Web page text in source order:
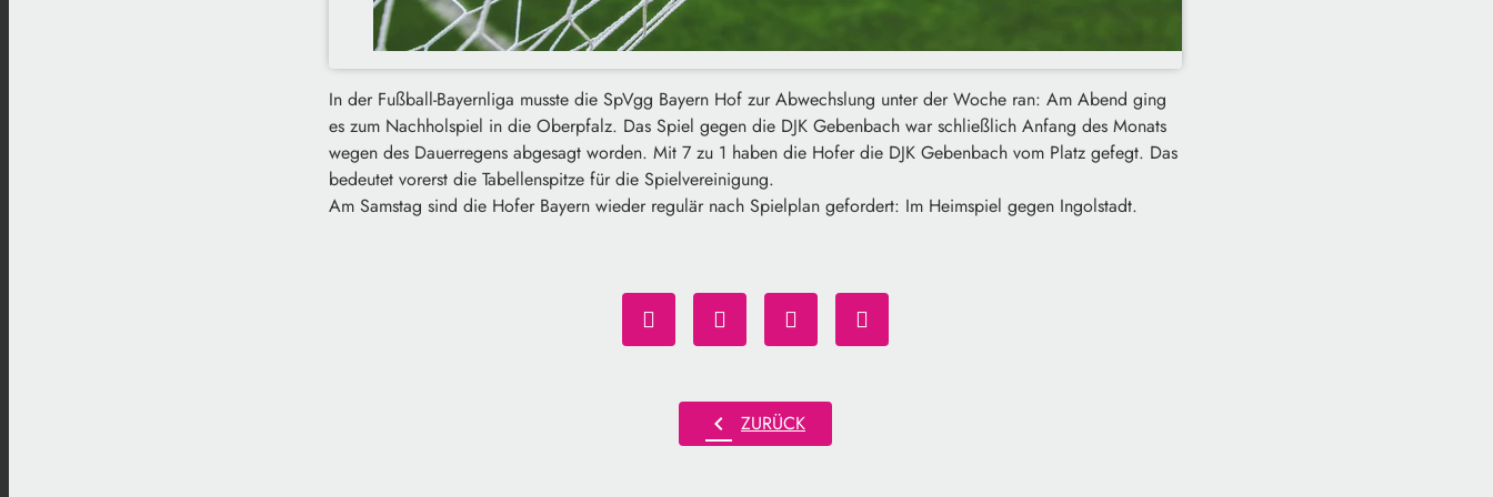
In der Fußball-Bayernliga musste die SpVgg Bayern Hof zur Abwechslung unter der Woche ran: Am Abend ging
es zum Nachholspiel in die Oberpfalz. Das Spiel gegen die DJK Gebenbach war schließlich Anfang des Monats
wegen des Dauerregens abgesagt worden. Mit 7 zu 1 haben die Hofer die DJK Gebenbach vom Platz gefegt. Das
bedeutet vorerst die Tabellenspitze für die Spielvereinigung.
Am Samstag sind die Hofer Bayern wieder regulär nach Spielplan gefordert: Im Heimspiel gegen Ingolstadt.
chevron_left ZURÜCK